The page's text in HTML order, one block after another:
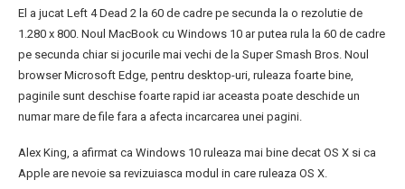
El a jucat Left 4 Dead 2 la 60 de cadre pe secunda la o rezolutie de
1.280 x 800. Noul MacBook cu Windows 10 ar putea rula la 60 de cadre
pe secunda chiar si jocurile mai vechi de la Super Smash Bros. Noul
browser Microsoft Edge, pentru desktop-uri, ruleaza foarte bine,
paginile sunt deschise foarte rapid iar aceasta poate deschide un
numar mare de file fara a afecta incarcarea unei pagini.
Alex King, a afirmat ca Windows 10 ruleaza mai bine decat OS X si ca
Apple are nevoie sa revizuiasca modul in care ruleaza OS X.